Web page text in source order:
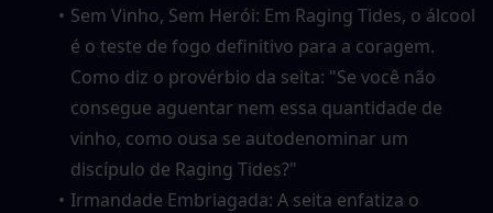
Sem Vinho, Sem Herói: Em Raging Tides, o álcool
é o teste de fogo definitivo para a coragem.
Como diz o provérbio da seita: "Se você não
consegue aguentar nem essa quantidade de
vinho, como ousa se autodenominar um
discípulo de Raging Tides?"
Irmandade Embriagada: A seita enfatiza o